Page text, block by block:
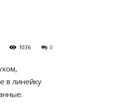
0
1036
в линейку